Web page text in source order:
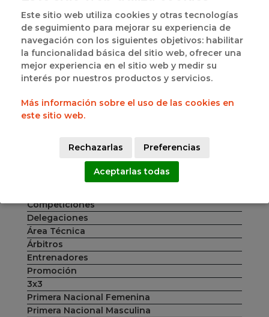
Jornada 3 (11/07)
17:45H - Serbia vs. Lituania
20:00H - España vs. Letonia
Jornada 4 (12/07)
20:00H - España vs. Serbia
CATEGORIAS
Competiciones
Delegaciones
Área Técnica
Árbitros
Entrenadores
Promoción
3x3
Primera Nacional Femenina
Primera Nacional Masculina
Este sitio web utiliza cookies y otras tecnologías
de seguimiento para mejorar su experiencia de
navegación con los siguientes objetivos: habilitar
la funcionalidad básica del sitio web, ofrecer una
mejor experiencia en el sitio web y medir su
interés por nuestros productos y servicios.
Más información sobre el uso de las cookies en
este sitio web.
Rechazarlas Preferencias
Aceptarlas todas